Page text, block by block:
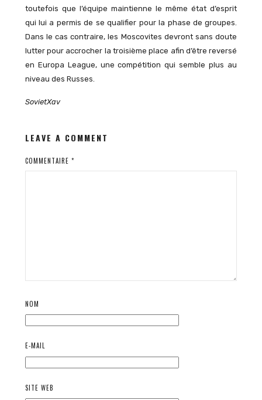
toutefois que l’équipe maintienne le même état d’esprit
qui lui a permis de se qualifier pour la phase de groupes.
Dans le cas contraire, les Moscovites devront sans doute
lutter pour accrocher la troisième place afin d’être reversé
en Europa League, une compétition qui semble plus au
niveau des Russes.
SovietXav
LEAVE A COMMENT
COMMENTAIRE *
NOM
E-MAIL
SITE WEB